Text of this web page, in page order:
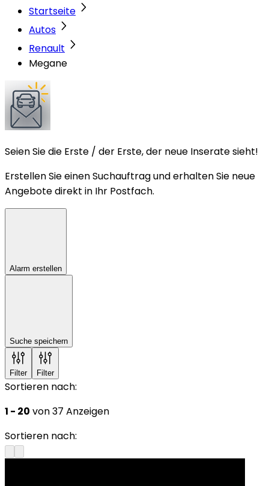
Startseite
Autos
Renault
Megane
Seien Sie die Erste / der Erste, der neue Inserate sieht!
Erstellen Sie einen Suchauftrag und erhalten Sie neue
Angebote direkt in Ihr Postfach.
Alarm erstellen
Suche speichern
Filter Filter
Sortieren nach:
1 - 20 von 37 Anzeigen
Sortieren nach: